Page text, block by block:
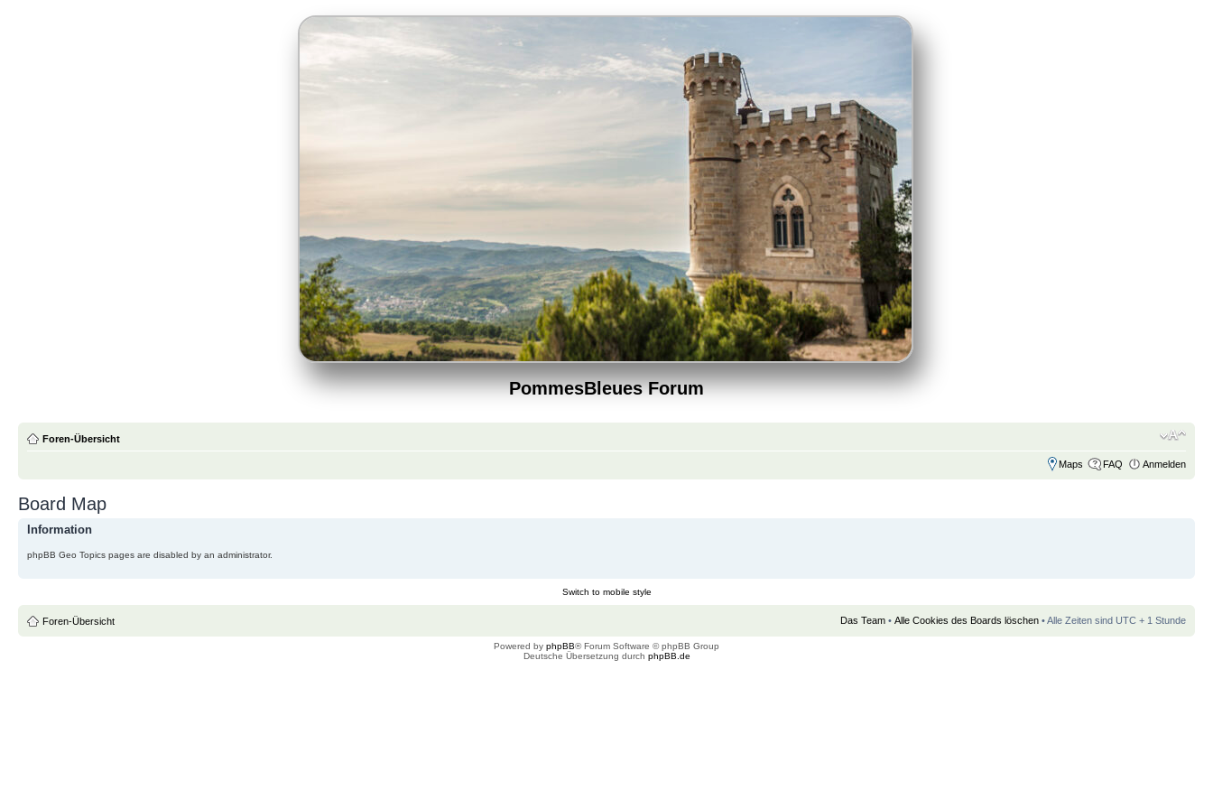
PommesBleues Forum
Foren-Übersicht
Maps FAQ Anmelden
Board Map
Information
phpBB Geo Topics pages are disabled by an administrator.
Switch to mobile style
Foren-Übersicht Das Team • Alle Cookies des Boards löschen • Alle Zeiten sind UTC + 1 Stunde
Powered by phpBB® Forum Software © phpBB Group
Deutsche Übersetzung durch phpBB.de